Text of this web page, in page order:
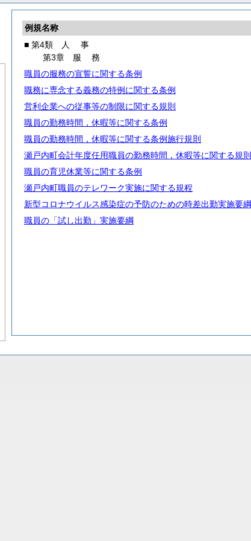
例規名称
■ 第4類
人 事
第3章 服務
職員の服務の宣誓に関する条例
職務に専念する義務の特例に関する条例
営利企業への従事等の制限に関する規則
職員の勤務時間，休暇等に関する条例
職員の勤務時間，休暇等に関する条例施行規則
瀬戸内町会計年度任用職員の勤務時間，休暇等に関する規則
職員の育児休業等に関する条例
瀬戸内町職員のテレワーク実施に関する規程
新型コロナウイルス感染症の予防のための時差出勤実施要綱
職員の「試し出勤」実施要綱